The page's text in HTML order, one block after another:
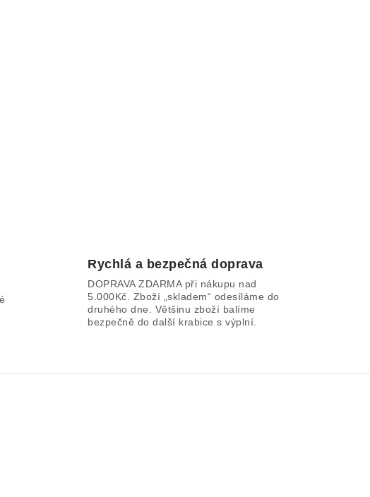
Rychlá a bezpečná doprava
DOPRAVA ZDARMA při nákupu nad
5.000Kč. Zboží „skladem“ odesíláme do
druhého dne. Většinu zboží balíme
bezpečně do další krabice s výplní.